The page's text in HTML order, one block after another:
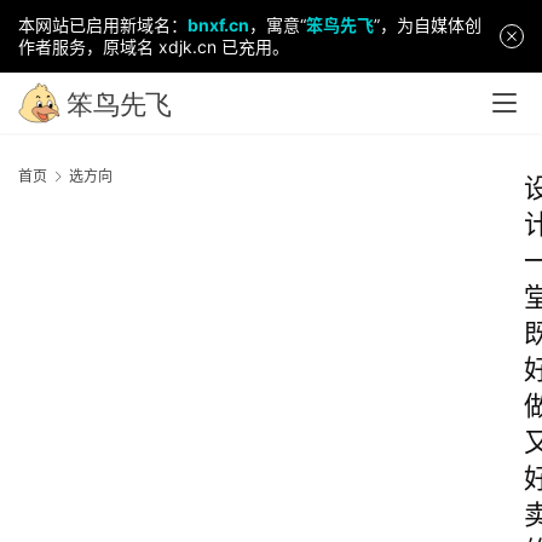
本网站已启用新域名： bnxf.cn，寓意“笨鸟先飞”，为自媒体创
作者服务，原域名 xdjk.cn 已充用。
首页 选方向